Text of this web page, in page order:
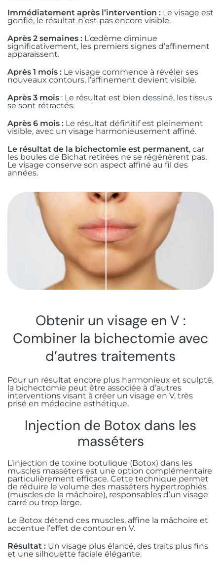
Immédiatement après l’intervention : Le visage est
gonflé, le résultat n’est pas encore visible.
Après 2 semaines : L’œdème diminue
significativement, les premiers signes d’affinement
apparaissent.
Après 1 mois : Le visage commence à révéler ses
nouveaux contours, l’affinement devient visible.
Après 3 mois : Le résultat est bien dessiné, les tissus
se sont rétractés.
Après 6 mois : Le résultat définitif est pleinement
visible, avec un visage harmonieusement affiné.
Le résultat de la bichectomie est permanent, car
les boules de Bichat retirées ne se régénèrent pas.
Le visage conserve son aspect affiné au fil des
années.
Obtenir un visage en V :
Combiner la bichectomie avec
d’autres traitements
Pour un résultat encore plus harmonieux et sculpté,
la bichectomie peut être associée à d’autres
interventions visant à créer un visage en V, très
prisé en médecine esthétique.
Injection de Botox dans les
masséters
L’injection de toxine botulique (Botox) dans les
muscles masséters est une option complémentaire
particulièrement efficace. Cette technique permet
de réduire le volume des masséters hypertrophiés
(muscles de la mâchoire), responsables d’un visage
carré ou trop large.
Le Botox détend ces muscles, affine la mâchoire et
accentue l’effet de contour en V.
Résultat : Un visage plus élancé, des traits plus fins
et une silhouette faciale élégante.